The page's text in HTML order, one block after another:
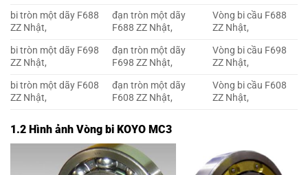
bi tròn một dãy F688
ZZ Nhật,
đạn tròn một dãy
F688 ZZ Nhật,
Vòng bi cầu F688
ZZ Nhật,
bi tròn một dãy F698
ZZ Nhật,
đạn tròn một dãy
F698 ZZ Nhật,
Vòng bi cầu F698
ZZ Nhật,
bi tròn một dãy F608
ZZ Nhật,
đạn tròn một dãy
F608 ZZ Nhật,
Vòng bi cầu F608
ZZ Nhật,
1.2 Hình ảnh Vòng bi KOYO MC3